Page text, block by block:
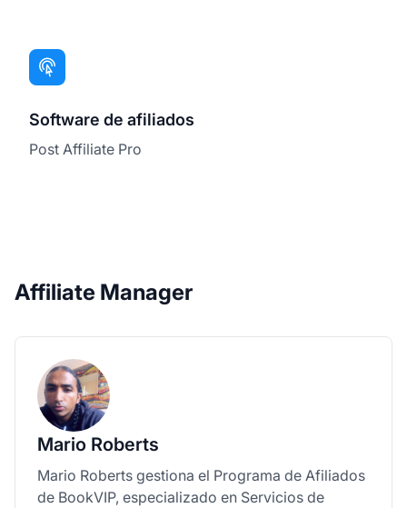
Software de afiliados
Post Affiliate Pro
Affiliate Manager
Mario Roberts
Mario Roberts gestiona el Programa de Afiliados
de BookVIP, especializado en Servicios de